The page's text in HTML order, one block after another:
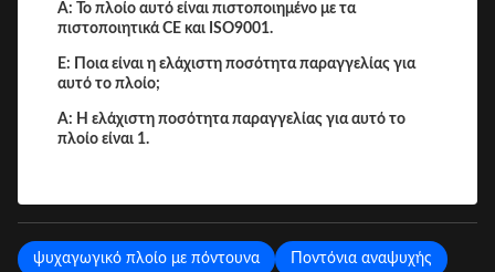
Α: Το πλοίο αυτό είναι πιστοποιημένο με τα
πιστοποιητικά CE και ISO9001.
Ε: Ποια είναι η ελάχιστη ποσότητα παραγγελίας για
αυτό το πλοίο;
Α: Η ελάχιστη ποσότητα παραγγελίας για αυτό το
πλοίο είναι 1.
ψυχαγωγικό πλοίο με πόντουνα Ποντόνια αναψυχής